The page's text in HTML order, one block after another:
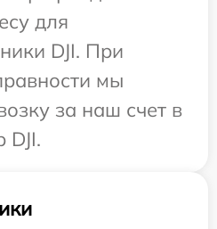
для
DJI. При
мы
за наш счет в
DJI.